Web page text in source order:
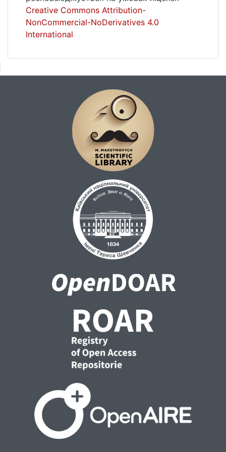
Creative Commons Attribution-
NonCommercial-NoDerivatives 4.0
International